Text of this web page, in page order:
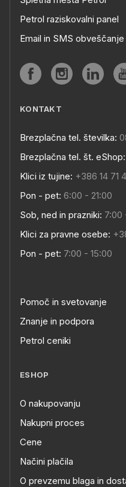
Petrol raziskovalni panel
Email in SMS obveščanje
KONTAKT
Brezplačna tel. številka:
Brezplačna tel. št. eShop:
Klici iz tujine: +386 14 71
Pon - pet: 6:00 - 21:00
Sob, ned in prazniki: 7:00
Klici za pravne osebe:
Pon - pet: 7:00 - 15:00
Pomoč in svetovanje
Znanje in podpora
Petrol ceniki
ESHOP
O nakupovanju
Nakupni proces
Cene
Načini plačila
O prevzemu blaga in